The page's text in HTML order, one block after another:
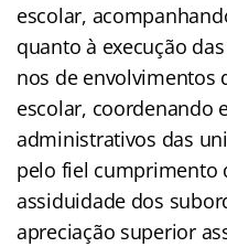
escolar,
quanto à execução
nos de envolvimentos
escolar, coordenando
administrativos das
pelo fiel cumprimento
assiduidade dos
apreciação superior